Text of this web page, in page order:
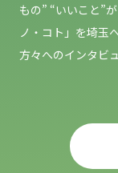
もの” “いいこと”
ノ・コト」を埼玉
方々へのインタビ